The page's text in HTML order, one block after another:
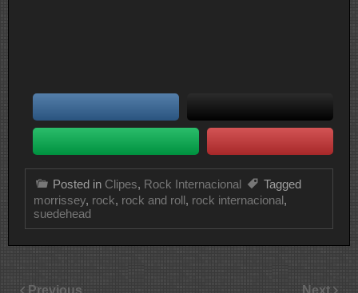
Posted in Clipes, Rock Internacional
Tagged
morrissey, rock, rock and roll, rock internacional,
suedehead
Previous Next